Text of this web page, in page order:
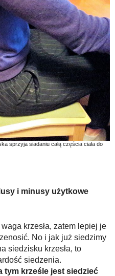
sprzyja siadaniu całą częścia ciała do
i minusy użytkowe
krzesła, zatem lepiej je
No i jak już siedzimy
siedzisku krzesła, to
siedzenia.
tym krześle jest siedzieć